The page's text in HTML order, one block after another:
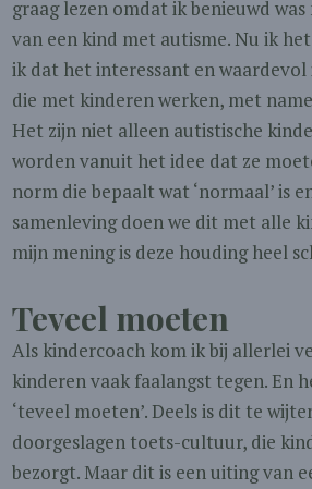
graag lezen omdat ik benieuwd
van een kind met autisme. Nu ik
ik dat het interessant en waardevol
die met kinderen werken, met
Het zijn niet alleen autistische
worden vanuit het idee dat ze
norm die bepaalt wat ‘normaal’ is
samenleving doen we dit met alle
mijn mening is deze houding heel
Teveel moeten
Als kindercoach kom ik bij allerlei
kinderen vaak faalangst tegen. En
‘teveel moeten’. Deels is dit te
doorgeslagen toets-cultuur, die
bezorgt. Maar dit is een uiting van